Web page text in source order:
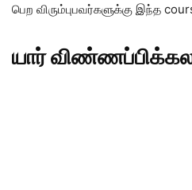
பெற விரும்புபவர்களுக்கு இந்த
யார்